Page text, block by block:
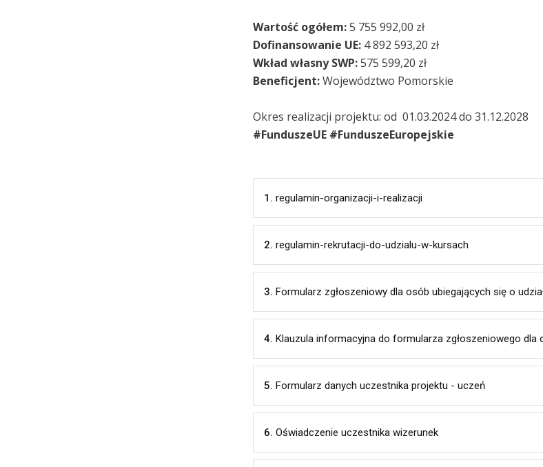
Wartość ogółem:5 755 992,00 zł
Dofinansowanie UE: 4 892 593,20 zł
Wkład własny SWP:575 599,20 zł
Beneficjent:Województwo Pomorskie
Okres realizacji projektu: od 01.03.2024 do 31.12.2028
#FunduszeUE #FunduszeEuropejskie
1.regulamin-organizacji-i-realizacji
2.regulamin-rekrutacji-do-udzialu-w-kursach
3.Formularz zgłoszeniowy dla osób ubiegających się o
4.Klauzula informacyjna do formularza zgłoszeniowego dla
5.Formularz danych uczestnika projektu - uczeń
6.Oświadczenie uczestnika wizerunek